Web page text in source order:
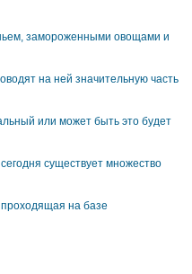
замороженными овощами и
на ней значительную часть
или может быть это будет
существует множество
на базе